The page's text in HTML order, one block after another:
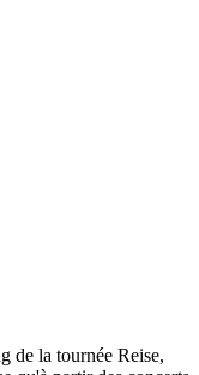
de la tournée Reise,